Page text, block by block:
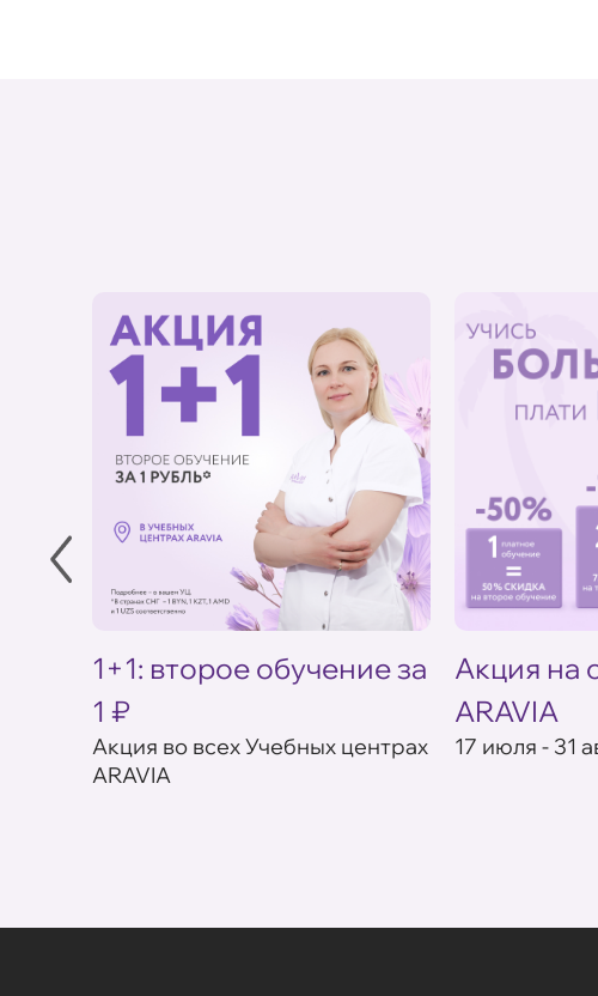
1+1: второе обучение за
1 ₽
Акция во всех Учебных центрах
ARAVIA
Акция на
ARAVIA
17 июля - 31